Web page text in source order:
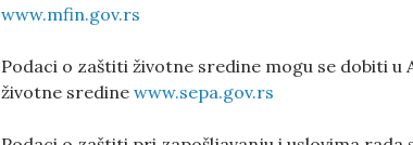
www.mfin.gov.rs
Podaci o zaštiti životne sredine mogu se dobiti
životne sredinewww.sepa.gov.rs